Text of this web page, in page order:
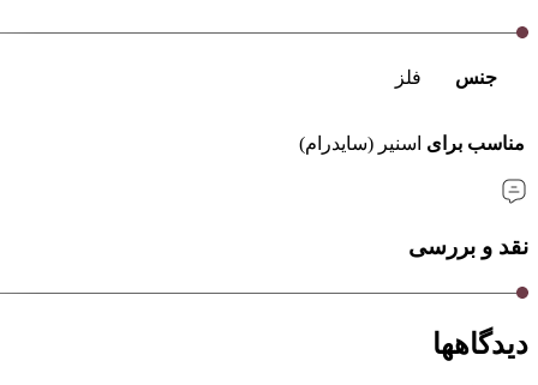
جنس فلز
مناسب برای اسنیر (سایدرام)
نقد و بررسی
دیدگاهها